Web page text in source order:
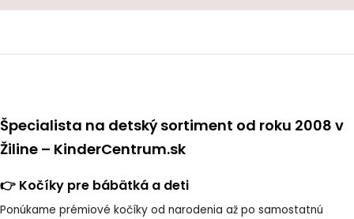
Špecialista na detský sortiment od roku 2008 v
Žiline – KinderCentrum.sk
👉 Kočíky pre bábätká a deti
Ponúkame prémiové kočíky od narodenia až po samostatnú